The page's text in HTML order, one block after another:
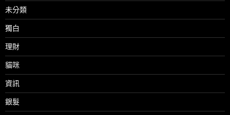
未分類
獨白
理財
貓咪
資訊
銀髮